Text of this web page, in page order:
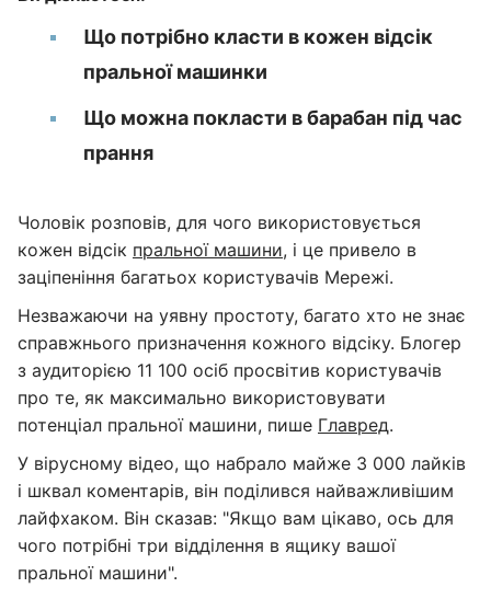
Що потрібно класти в кожен відсік
пральної машинки
Що можна покласти в барабан під час
прання
Чоловік розповів, для чого використовується
кожен відсік пральної машини, і це привело в
заціпеніння багатьох користувачів Мережі.
Незважаючи на уявну простоту, багато хто не знає
справжнього призначення кожного відсіку. Блогер
з аудиторією 11 100 осіб просвітив користувачів
про те, як максимально використовувати
потенціал пральної машини, пише Главред.
У вірусному відео, що набрало майже 3 000 лайків
і шквал коментарів, він поділився найважливішим
лайфхаком. Він сказав: "Якщо вам цікаво, ось для
чого потрібні три відділення в ящику вашої
пральної машини".